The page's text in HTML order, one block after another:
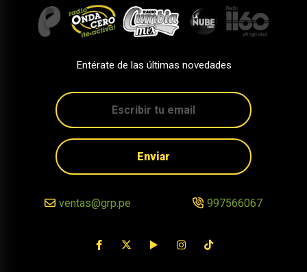
Entérate de las últimas novedades
Enviar
ventas@grp.pe 997566067